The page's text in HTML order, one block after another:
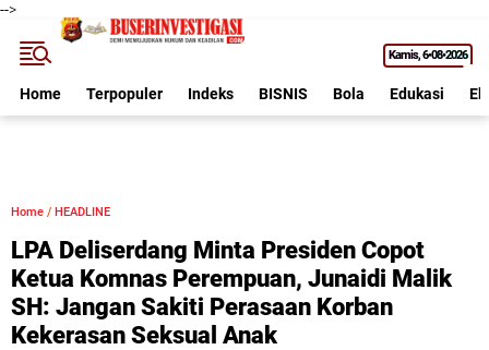
-->
Kamis 6•08•2026
Home Terpopuler Indeks BISNIS Bola Edukasi
Home / HEADLINE
LPA Deliserdang Minta Presiden Copot
Ketua Komnas Perempuan, Junaidi Malik
SH: Jangan Sakiti Perasaan Korban
Kekerasan Seksual Anak